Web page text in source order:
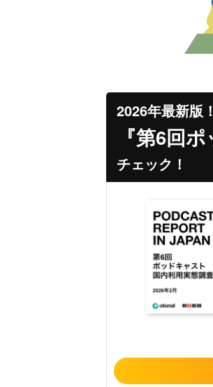
2026年最新版
『第6回
チェック！